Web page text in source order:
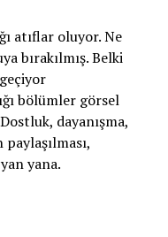
atıflar oluyor. Ne
bırakılmış. Belki
bölümler görsel
dayanışma,
yana.